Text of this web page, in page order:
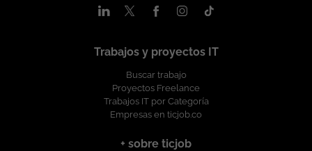
Trabajos y proyectos IT
Buscar trabajo
Proyectos Freelance
Trabajos IT por Categoría
Empresas en ticjob.co
+ sobre ticjob